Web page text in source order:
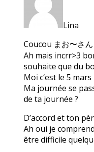
Lina
Coucou まお〜さん
Ah mais incrr>3
souhaite que du
Moi c’est le 5 mars
Ma journée se
de ta journée ?
D’accord et ton
Ah oui je
être difficile